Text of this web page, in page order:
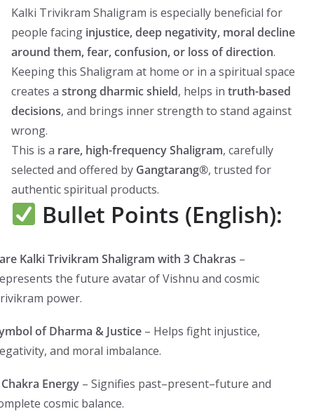
Kalki Trivikram Shaligram is especially beneficial for
people facing injustice, deep negativity, moral decline
around them, fear, confusion, or loss of direction.
Keeping this Shaligram at home or in a spiritual space
creates a strong dharmic shield, helps in truth-based
decisions, and brings inner strength to stand against
wrong.
This is a rare, high-frequency Shaligram, carefully
selected and offered by Gangtarang®, trusted for
authentic spiritual products.
Bullet Points (English):
Kalki Trivikram Shaligram with 3 Chakras –
the future avatar of Vishnu and cosmic
power.
of Dharma & Justice – Helps fight injustice,
and moral imbalance.
Energy – Signifies past–present–future and
cosmic balance.